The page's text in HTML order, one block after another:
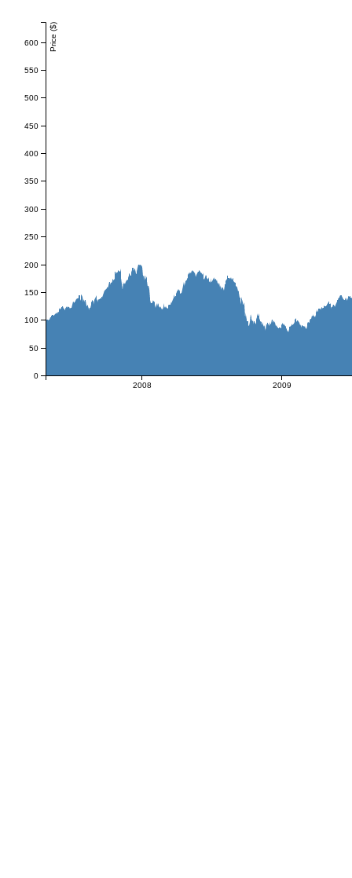
2008 2009
0
50
100
150
200
250
300
350
400
450
500
550
600 Price ($)